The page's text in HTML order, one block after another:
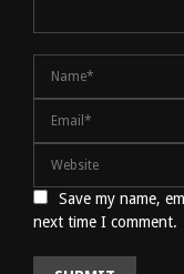
Save my name,
next time I comment.